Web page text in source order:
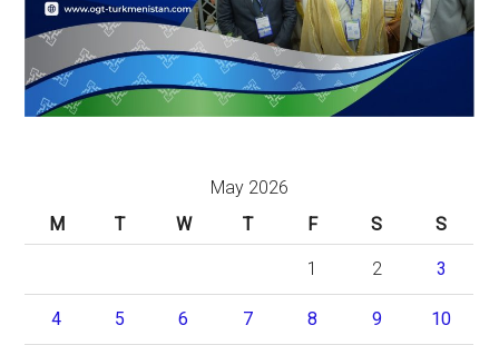
May 2026
M
T W T F S S
1 2 3
4 5 6 7 8 9 10